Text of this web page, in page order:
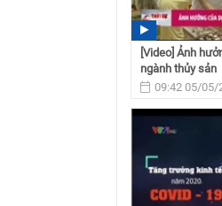
[Video] Ảnh
ngành thủy sản
09:42 05/05/